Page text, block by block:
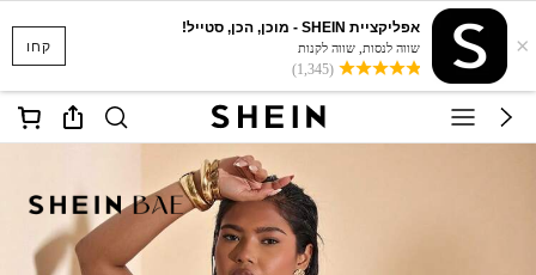
קחו ×
אפליקציית SHEIN - מוכן, הכן, סטייל!
שווה לנסות, שווה לקנות
(1,345)